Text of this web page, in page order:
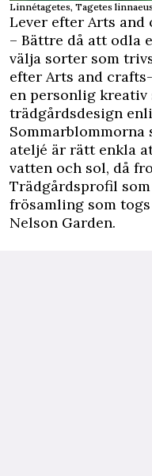
Linnétagetes, Tagetes
Lever efter Arts
– Bättre då att odla
välja sorter som
efter Arts and
en personlig
trädgårdsdesign
ateljé är rätt enkla
vatten och sol, då
Trädgårdsprofil
frösamling som
Nelson Garden.